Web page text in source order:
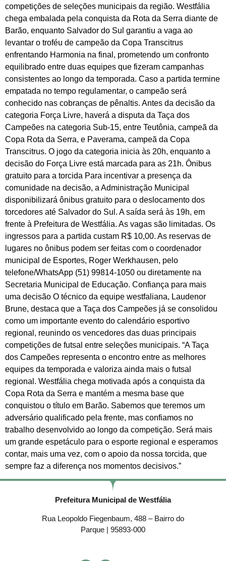
competições de seleções municipais da região. Westfália
chega embalada pela conquista da Rota da Serra diante de
Barão, enquanto Salvador do Sul garantiu a vaga ao
levantar o troféu de campeão da Copa Transcitrus
enfrentando Harmonia na final, prometendo um confronto
equilibrado entre duas equipes que fizeram campanhas
consistentes ao longo da temporada. Caso a partida termine
empatada no tempo regulamentar, o campeão será
conhecido nas cobranças de pênaltis. Antes da decisão da
categoria Força Livre, haverá a disputa da Taça dos
Campeões na categoria Sub-15, entre Teutônia, campeã da
Copa Rota da Serra, e Paverama, campeã da Copa
Transcitrus. O jogo da categoria inicia às 20h, enquanto a
decisão do Força Livre está marcada para as 21h. Ônibus
gratuito para a torcida Para incentivar a presença da
comunidade na decisão, a Administração Municipal
disponibilizará ônibus gratuito para o deslocamento dos
torcedores até Salvador do Sul. A saída será às 19h, em
frente à Prefeitura de Westfália. As vagas são limitadas. Os
ingressos para a partida custam R$ 10,00. As reservas de
lugares no ônibus podem ser feitas com o coordenador
municipal de Esportes, Roger Werkhausen, pelo
telefone/WhatsApp (51) 99814-1050 ou diretamente na
Secretaria Municipal de Educação. Confiança para mais
uma decisão O técnico da equipe westfaliana, Laudenor
Brune, destaca que a Taça dos Campeões já se consolidou
como um importante evento do calendário esportivo
regional, reunindo os vencedores das duas principais
competições de futsal entre seleções municipais. “A Taça
dos Campeões representa o encontro entre as melhores
equipes da temporada e valoriza ainda mais o futsal
regional. Westfália chega motivada após a conquista da
Copa Rota da Serra e mantém a mesma base que
conquistou o título em Barão. Sabemos que teremos um
adversário qualificado pela frente, mas confiamos no
trabalho desenvolvido ao longo da competição. Será mais
um grande espetáculo para o esporte regional e esperamos
contar, mais uma vez, com o apoio da nossa torcida, que
sempre faz a diferença nos momentos decisivos.”
Prefeitura Municipal de Westfália
Rua Leopoldo Fiegenbaum, 488 – Bairro do
Parque | 95893-000